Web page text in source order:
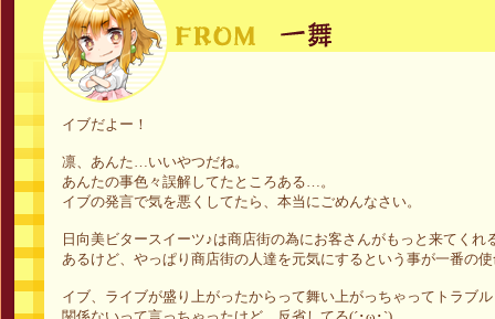
イブだよー！
凛、あんた…いいやつだね。
あんたの事色々誤解してたところある…。
イブの発言で気を悪くしてたら、本当にごめんなさい。
日向美ビタースイーツ♪は商店街の為にお客さんがもっと来てくれ
あるけど、やっぱり商店街の人達を元気にするという事が一番の
イブ、ライブが盛り上がったからって舞い上がっちゃってトラブ